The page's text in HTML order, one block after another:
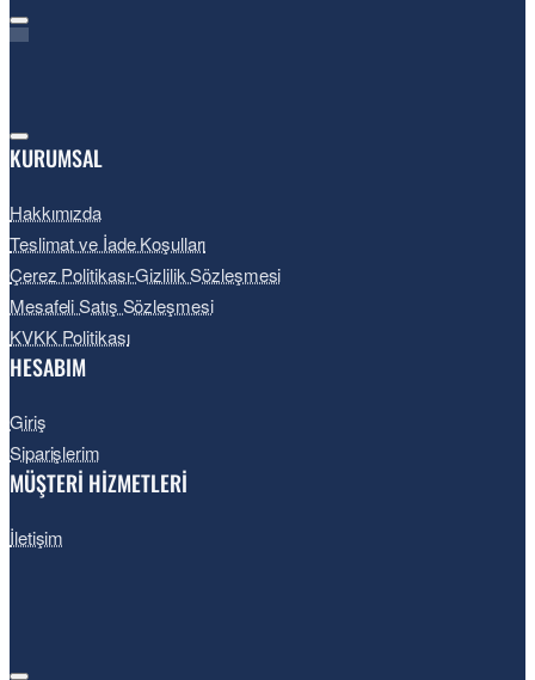
KURUMSAL
Hakkımızda
Teslimat ve İade Koşulları
Çerez Politikası-Gizlilik Sözleşmesi
Mesafeli Satış Sözleşmesi
KVKK Politikası
HESABIM
Giriş
Siparişlerim
MÜŞTERİ HİZMETLERİ
İletişim